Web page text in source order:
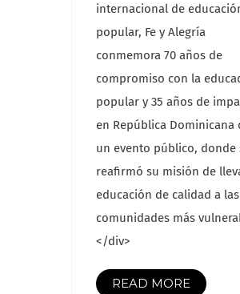
internacional de
popular, Fe y Alegría
conmemora 70 años de
compromiso con la
popular y 35 años de
en República Dominicana
un evento público, donde
reafirmó su misión de
educación de calidad a las
comunidades más
</div>
READ MORE